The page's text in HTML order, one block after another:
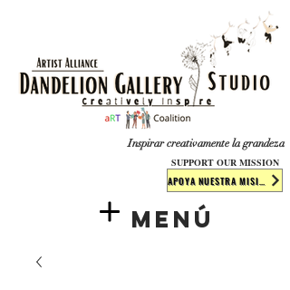
​​​Inspirar creativamente la grandeza
Menú
SUPPORT OUR MISSION